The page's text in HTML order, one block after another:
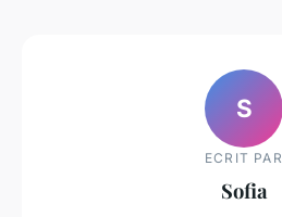
S
ECRIT PAR
Sofia